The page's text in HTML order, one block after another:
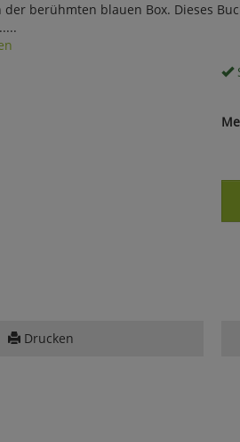
berühmten blauen Box. Dieses
Drucken